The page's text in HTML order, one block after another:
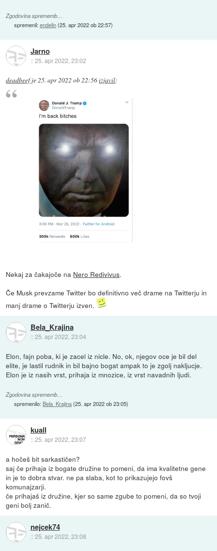
Zgodovina sprememb…
spremenil:endelin(25. apr 2022 ob 22:57)
Jarno
::25. apr 2022, 23:02
deadbeefje25. apr 2022 ob 22:56izjavil:
Nekaj za čakajoče na Nero Redivivus.
Če Musk prevzame Twitter bo definitivno več drame na Twitterju in
manj drame o Twitterju izven.
Bela_Krajina
::25. apr 2022, 23:04
Elon, fajn poba, ki je zacel iz nicle. No, ok, njegov oce je bil del
elite, je lastil rudnik in bil bajno bogat ampak to je zgolj nakljucje.
Elon je iz nasih vrst, prihaja iz mnozice, iz vrst navadnih ljudi.
Zgodovina sprememb…
spremenilo: Bela_Krajina(25. apr 2022 ob 23:05)
kuall
::25. apr 2022, 23:07
a hočeš bit sarkastičen?
saj če prihaja iz bogate družine to pomeni, da ima kvalitetne gene
in je to dobra stvar. ne pa slaba, kot to prikazujejo fovš
komunajzarji.
če prihajaš iz družine, kjer so same zgube to pomeni, da so tvoji
geni bolj zanič.
nejcek74
::25. apr 2022, 23:08